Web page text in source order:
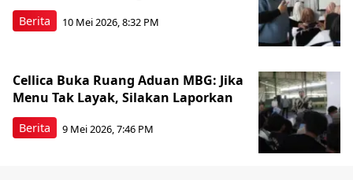
Berita 10 Mei 2026, 8:32 PM
Berita
Cellica Buka Ruang Aduan MBG: Jika
Menu Tak Layak, Silakan Laporkan
9 Mei 2026, 7:46 PM